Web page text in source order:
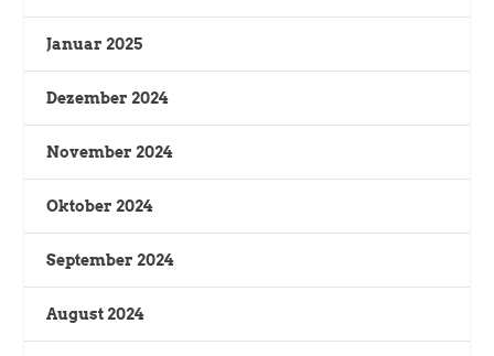
Januar 2025
Dezember 2024
November 2024
Oktober 2024
September 2024
August 2024